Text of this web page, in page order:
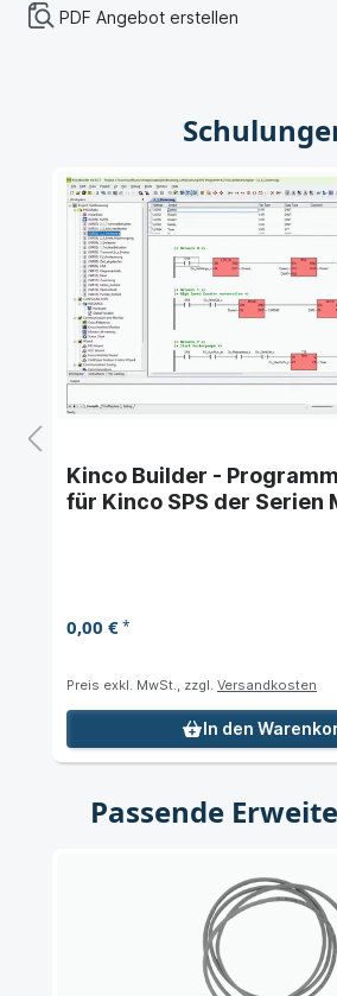
PDF Angebot erstellen
Kinco Builder -
für Kinco SPS der Serien
0,00 €*
Preis exkl. MwSt., zzgl. Versandkosten
In den
Passende